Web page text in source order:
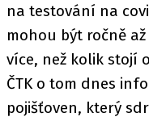
na testování na
mohou být ročně
více, než kolik stojí
ČTK o tom dnes
pojišťoven, který